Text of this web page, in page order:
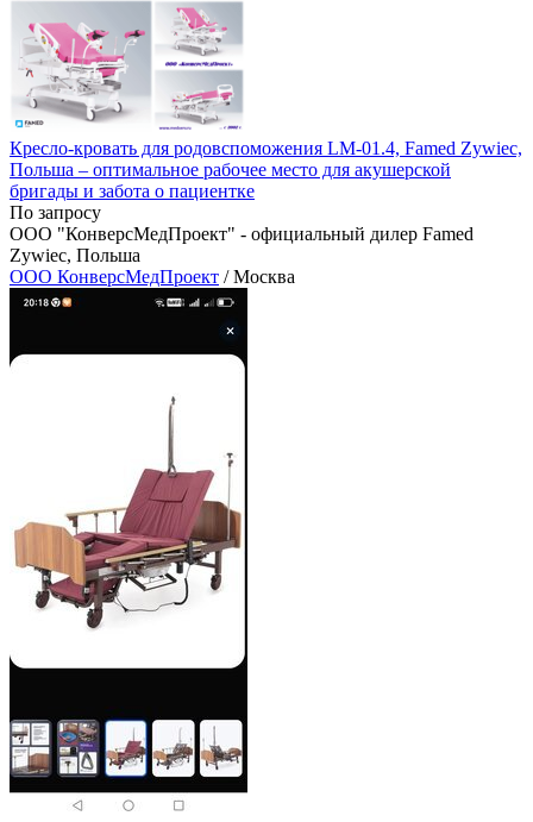
Кресло-кровать для родовспоможения LM-01.4, Famed Zywiec,
Польша – оптимальное рабочее место для акушерской
бригады и забота о пациентке
По запросу
ООО "КонверсМедПроект" - официальный дилер Famed
Zywiec, Польша
ООО КонверсМедПроект / Москва